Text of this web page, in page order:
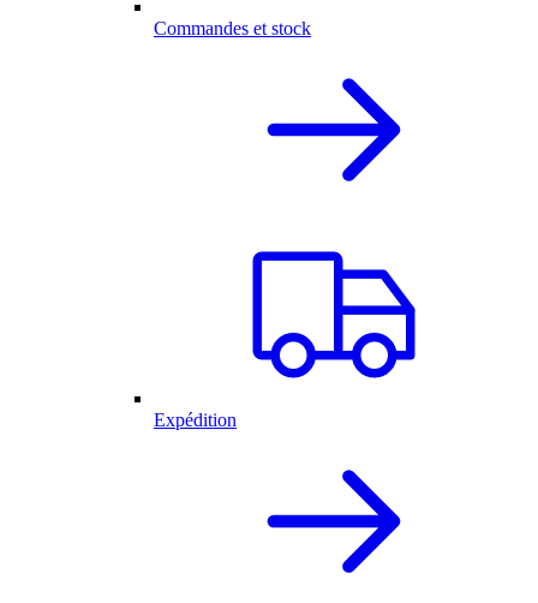
Commandes et stock
Expédition